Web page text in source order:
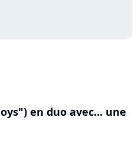
en duo avec... une